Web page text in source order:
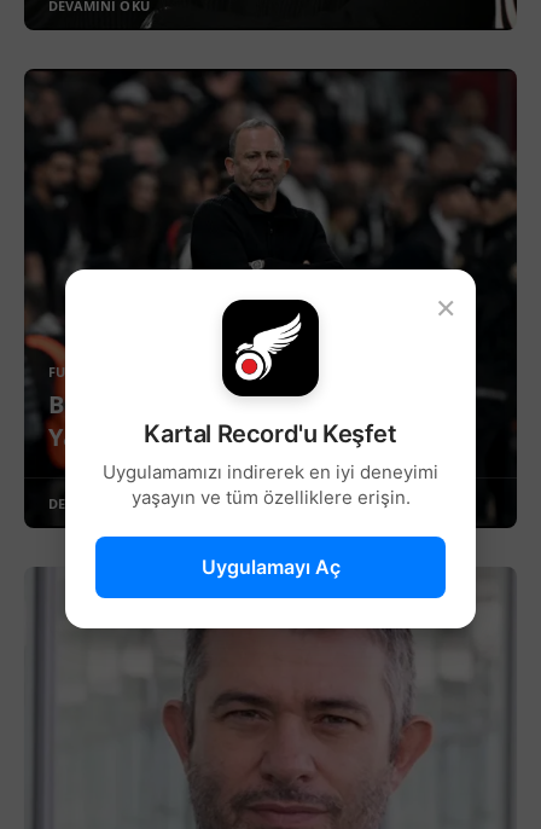
DEVAMINI OKU
FUTBOL
Beşiktaş'ta Konyaspor Maçı Sonrası
Yaşanan Gelişmeler!
DEVAMINI OKU
×
Kartal Record'u Keşfet
Uygulamamızı indirerek en iyi deneyimi
yaşayın ve tüm özelliklere erişin.
Uygulamayı Aç